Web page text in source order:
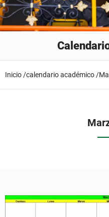
Inicio /calendario académico /